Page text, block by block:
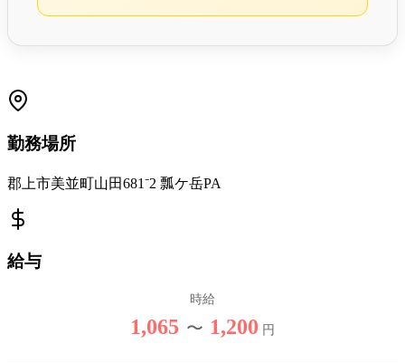
勤務場所
郡上市美並町山田681⁻2 瓢ケ岳PA
給与
時給
1,065 〜 1,200 円